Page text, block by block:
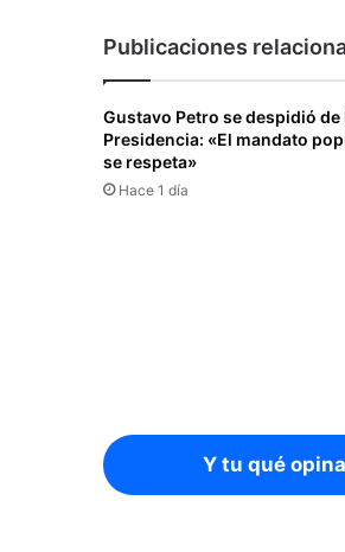
Publicaciones
Gustavo Petro se despidió de
Presidencia: «El mandato
se respeta»
Hace 1 día
Y tu qué